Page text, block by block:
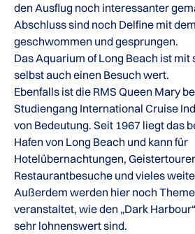
den Ausflug noch interessanter
Abschluss sind noch Delfine mit
geschwommen und gesprungen.
Das Aquarium of Long Beach ist mit
selbst auch einen Besuch wert.
Ebenfalls ist die RMS Queen Mary
Studiengang International Cruise
von Bedeutung. Seit 1967 liegt das
Hafen von Long Beach und kann für
Hotelübernachtungen,
Restaurantbesuche und vieles
Außerdem werden hier noch
veranstaltet, wie den „Dark
sehr lohnenswert sind.